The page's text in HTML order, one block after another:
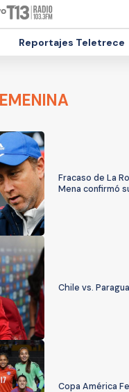
Reportajes Teletrece
Fracaso de La
Mena confirmó
Chile vs.
Copa América